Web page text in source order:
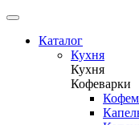
Каталог
Кухня
Кухня
Кофеварки